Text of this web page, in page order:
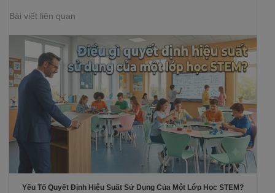
Bài viết liên quan
Yếu Tố Quyết Định Hiệu Suất Sử Dụng Của Một Lớp Học STEM?